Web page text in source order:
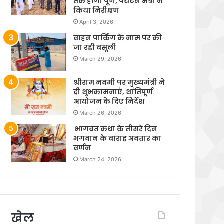
किया निरीक्षण
April 3, 2026
वाहन पार्किंग के नाम पर की
जा रही वसूली
March 29, 2026
श्रीराम नवमी पर मुख्यमंत्री ने
दी शुभकामनाएं, शांतिपूर्ण
आयोजन के दिए निर्देश
March 26, 2026
भागवत कथा के तीसरे दिन
भगवान के वाराह अवतार का
वर्णन
March 24, 2026
खेल